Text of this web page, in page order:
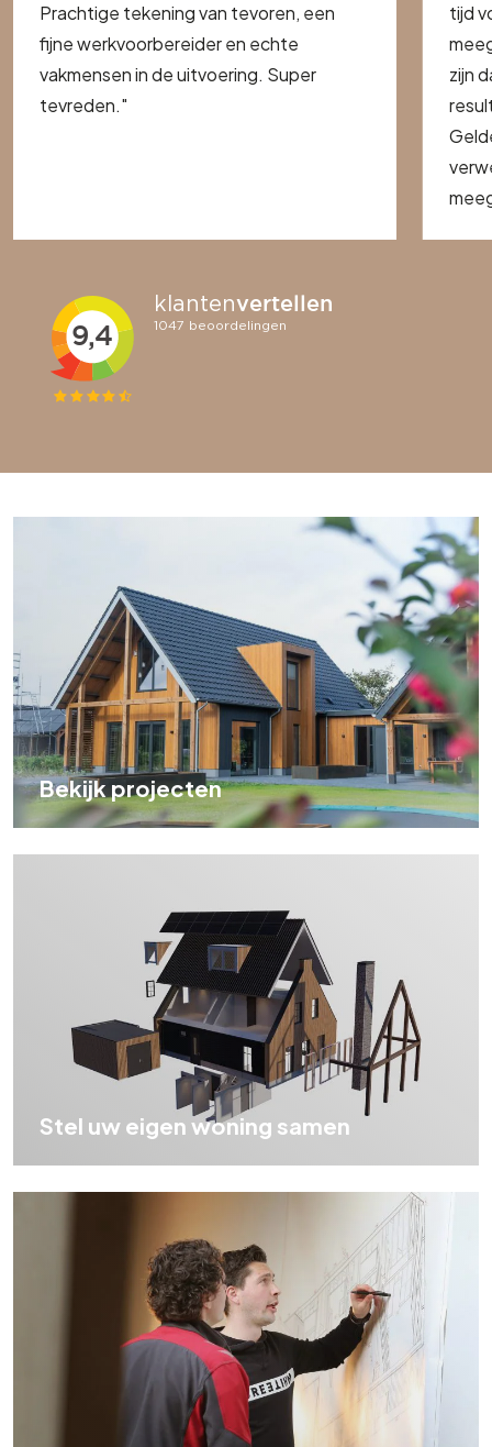
Prachtige tekening van tevoren, een
fijne werkvoorbereider en echte
vakmensen in de uitvoering. Super
tevreden."
tijd
zijn
Bekijk projecten
Stel uw eigen woning samen